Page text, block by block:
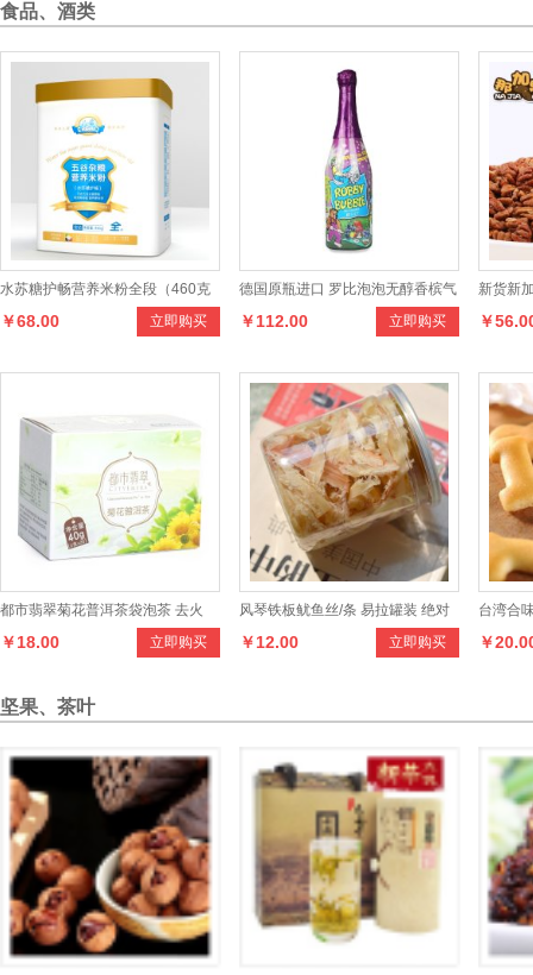
食品、酒类
水苏糖护畅营养米粉全段（460克
罐装） 立即购买
￥68.00
德国原瓶进口 罗比泡泡无醇香槟气
泡酒浆果味 750ml 立即购买
￥112.00
新货新
生小核
￥
都市翡翠菊花普洱茶袋泡茶 去火
刮油 清脂 2g*20 立即购买
￥18.00
风琴铁板鱿鱼丝/条 易拉罐装 绝对
美味 立即购买
￥12.00
台湾合
零食
￥
坚果、茶叶